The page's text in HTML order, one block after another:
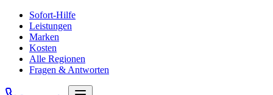
Sofort-Hilfe
Leistungen
Marken
Kosten
Alle Regionen
Fragen & Antworten